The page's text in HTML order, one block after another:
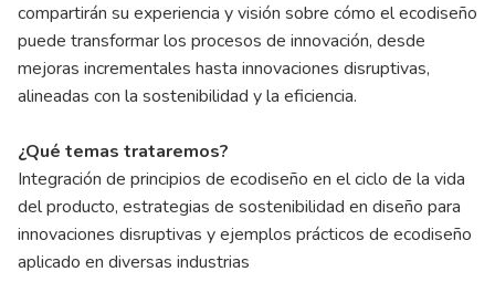
compartirán su experiencia y visión sobre cómo el ecodiseño
puede transformar los procesos de innovación, desde
mejoras incrementales hasta innovaciones disruptivas,
alineadas con la sostenibilidad y la eficiencia.
¿Qué temas trataremos?
Integración de principios de ecodiseño en el ciclo de la vida
del producto, estrategias de sostenibilidad en diseño para
innovaciones disruptivas y ejemplos prácticos de ecodiseño
aplicado en diversas industrias